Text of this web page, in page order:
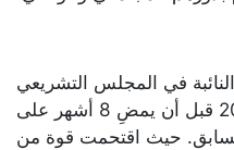
في المجلس التشريعي
خالدة جرار مجدداً عام 2019 قبل أن يمضِ 8 أشهر على
حيث اقتحمت قوة من